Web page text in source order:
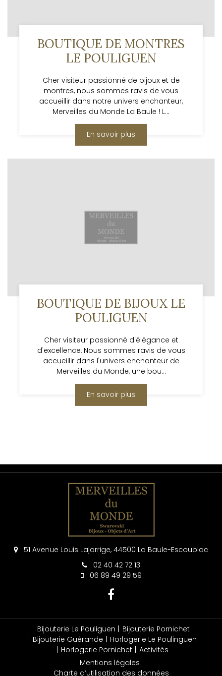
BOUTIQUE DE MONTRES
LE POULIGUEN
Cher visiteur passionné de bijoux et de
montres, nous sommes ravis de vous
accueillir dans notre univers enchanteur,
Merveilles du Monde La Baule ! L...
En savoir plus
BOUTIQUE DE BIJOUX LE
POULIGUEN
Cher visiteur passionné d'élégance et
d'excellence, Nous sommes ravis de vous
accueillir dans l'univers enchanteur de
Merveilles du Monde, une bou...
En savoir plus
51 Avenue Louis Lajarrige, 44500 La Baule-Escoublac
02 40 42 72 13
06 89 49 29 59
Bijouterie Le Pouliguen
Bijouterie Pornichet
Bijouterie Guérande
Horlogerie Le Poulinguen
Horlogerie Pornichet
Activités
Mentions légales
Charte d’utilisation des données